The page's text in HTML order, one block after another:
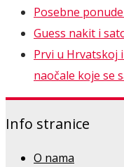
Posebne
Guess nakit i
Prvi u Hrvatskoj
naočale koje se
Info stranice
O nama